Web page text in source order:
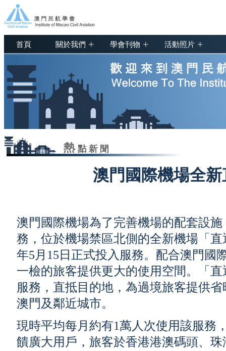
首頁 關於我們 + 學會刊物 + 活動照片 +
澳門國際機場全
澳門國際機場為了完善機場的配套設
務，位於機場禁區北側的全新機場「
年5月15日正式投入服務。配合澳門國
一檢的旅客提供更大的使用空間。「
服務，直抵目的地，為過境旅客提供
澳門及鄰近城市。
現時平均每月約有1萬人次使用該服務
饋廣大用戶，旅客於香港港澳碼頭、